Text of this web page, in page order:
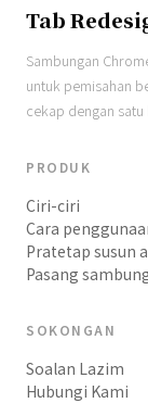
Tab
Sambungan
untuk pemisahan
cekap dengan satu
PRODUK
Ciri-ciri
Cara
Pratetap susun
Pasang
SOKONGAN
Soalan Lazim
Hubungi Kami